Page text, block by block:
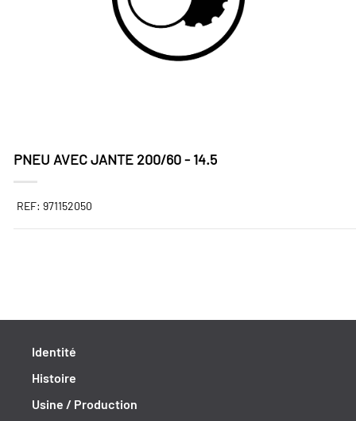
PNEU AVEC JANTE 200/60 - 14.5
REF: 971152050
Identité
Histoire
Usine / Production